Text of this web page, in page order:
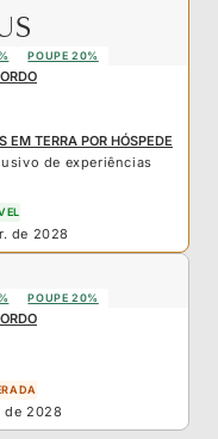
POUPE 20%
EM TERRA POR HÓSPEDE
de experiências
de 2028
POUPE 20%
de 2028